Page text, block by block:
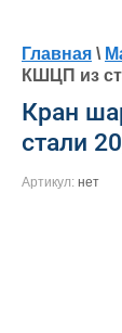
Главная \
КШЦП из
Кран
стали
Артикул: нет